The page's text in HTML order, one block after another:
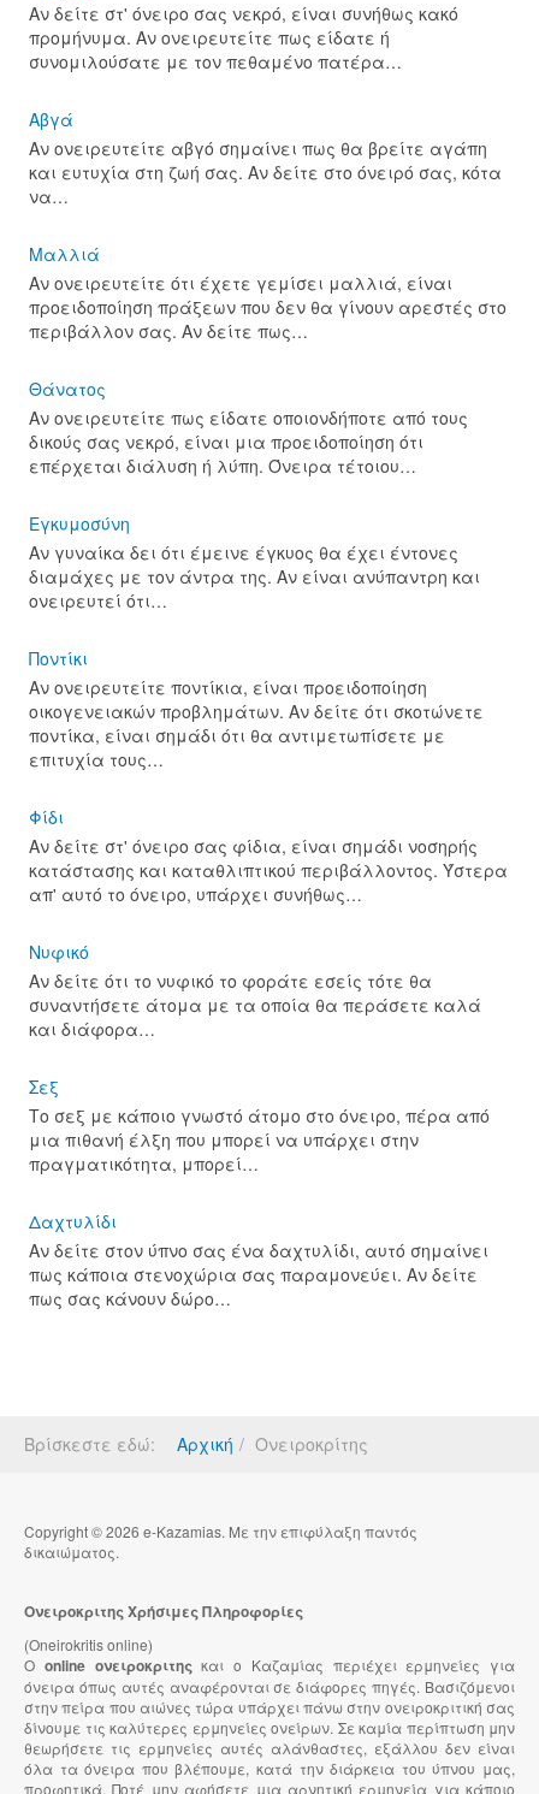
Αν δείτε στ' όνειρο σας νεκρό, είναι συνήθως κακό
προμήνυμα. Αν ονειρευτείτε πως είδατε ή
συνομιλούσατε με τον πεθαμένο πατέρα…
Αβγά
Αν ονειρευτείτε αβγό σημαίνει πως θα βρείτε αγάπη
και ευτυχία στη ζωή σας. Αν δείτε στο όνειρό σας, κότα
να…
Μαλλιά
Αν ονειρευτείτε ότι έχετε γεμίσει μαλλιά, είναι
προειδοποίηση πράξεων που δεν θα γίνουν αρεστές στο
περιβάλλον σας. Αν δείτε πως…
Θάνατος
Αν ονειρευτείτε πως είδατε οποιονδήποτε από τους
δικούς σας νεκρό, είναι μια προειδοποίηση ότι
επέρχεται διάλυση ή λύπη. Όνειρα τέτοιου…
Εγκυμοσύνη
Αν γυναίκα δει ότι έμεινε έγκυος θα έχει έντονες
διαμάχες με τον άντρα της. Αν είναι ανύπαντρη και
ονειρευτεί ότι…
Ποντίκι
Αν ονειρευτείτε ποντίκια, είναι προειδοποίηση
οικογενειακών προβλημάτων. Αν δείτε ότι σκοτώνετε
ποντίκα, είναι σημάδι ότι θα αντιμετωπίσετε με
επιτυχία τους…
Φίδι
Αν δείτε στ' όνειρο σας φίδια, είναι σημάδι νοσηρής
κατάστασης και καταθλιπτικού περιβάλλοντος. Ύστερα
απ' αυτό το όνειρο, υπάρχει συνήθως…
Νυφικό
Αν δείτε ότι το νυφικό το φοράτε εσείς τότε θα
συναντήσετε άτομα με τα οποία θα περάσετε καλά
και διάφορα…
Σεξ
Το σεξ με κάποιο γνωστό άτομο στο όνειρο, πέρα από
μια πιθανή έλξη που μπορεί να υπάρχει στην
πραγματικότητα, μπορεί…
Δαχτυλίδι
Αν δείτε στον ύπνο σας ένα δαχτυλίδι, αυτό σημαίνει
πως κάποια στενοχώρια σας παραμονεύει. Αν δείτε
πως σας κάνουν δώρο…
Βρίσκεστε εδώ: Αρχική Ονειροκρίτης
Copyright © 2026 e-Kazamias. Με την επιφύλαξη παντός
δικαιώματος.
Ονειροκριτης Χρήσιμες Πληροφορίες
(Oneirokritis online)
Ο online ονειροκριτηςκαι ο Καζαμίας περιέχει ερμηνείες για
όνειρα όπως αυτές αναφέρονται σε διάφορες πηγές. Βασιζόμενοι
στην πείρα που αιώνες τώρα υπάρχει πάνω στην ονειροκριτική σας
δίνουμε τις καλύτερες ερμηνείες ονείρων. Σε καμία περίπτωση μην
θεωρήσετε τις ερμηνείες αυτές αλάνθαστες, εξάλλου δεν είναι
όλα τα όνειρα που βλέπουμε, κατά την διάρκεια του ύπνου μας,
προφητικά. Ποτέ μην αφήσετε μια αρνητική ερμηνεία για κάποιο